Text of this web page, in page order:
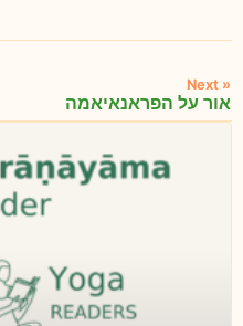
Next »
אור על הפראנאיאמה